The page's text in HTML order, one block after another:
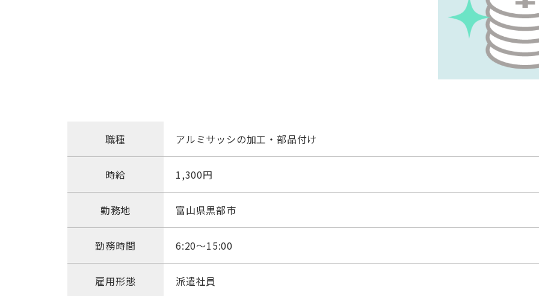
職種 アルミサッシの加工・部品付け
時給 1,300円
勤務地 富山県黒部市
勤務時間 6:20～15:00
雇用形態 派遣社員